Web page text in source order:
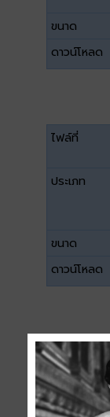
ขนาด
ดาวน์โหลด
ไฟล์ที่
ประเภท
ขนาด
ดาวน์โหลด
ไฟล์ที่
ประเภท